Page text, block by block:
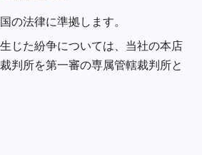
の法律に準拠します。
じた紛争については、当社の本店
判所を第一審の専属管轄裁判所と